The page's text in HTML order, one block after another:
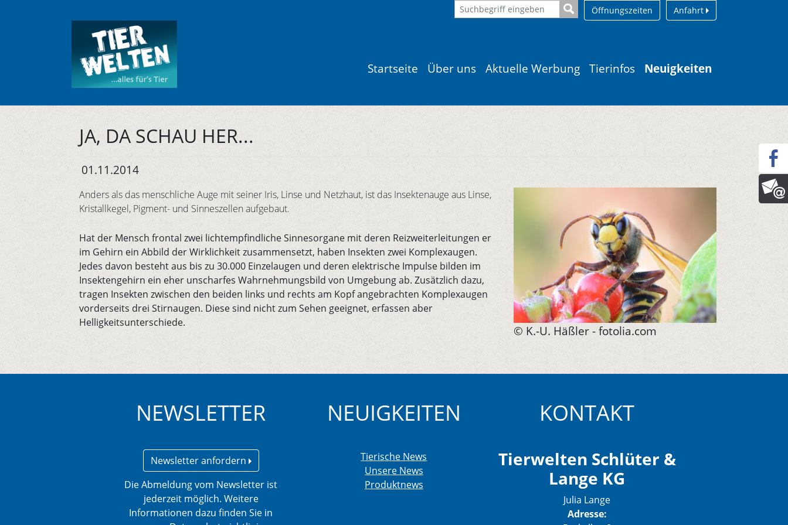
Öffnungszeiten Anfahrt
Startseite Über uns Aktuelle Werbung Tierinfos Neuigkeiten
JA, DA SCHAU HER...
01.11.2014
Anders als das menschliche Auge mit seiner Iris, Linse und Netzhaut, ist das Insektenauge aus Linse,
Kristallkegel, Pigment- und Sinneszellen aufgebaut.
Hat der Mensch frontal zwei lichtempfindliche Sinnesorgane mit deren Reizweiterleitungen er
im Gehirn ein Abbild der Wirklichkeit zusammensetzt, haben Insekten zwei Komplexaugen.
Jedes davon besteht aus bis zu 30.000 Einzelaugen und deren elektrische Impulse bilden im
Insektengehirn ein eher unscharfes Wahrnehmungsbild von Umgebung ab. Zusätzlich dazu,
tragen Insekten zwischen den beiden links und rechts am Kopf angebrachten Komplexaugen
vorderseits drei Stirnaugen. Diese sind nicht zum Sehen geeignet, erfassen aber
Helligkeitsunterschiede.
© K.-U. Häßler - fotolia.com
NEWSLETTER
Newsletter anfordern
Die Abmeldung vom Newsletter ist
jederzeit möglich. Weitere
Informationen dazu finden Sie in
NEUIGKEITEN
Tierische News
Unsere News
Produktnews
KONTAKT
Tierwelten Schlüter &
Lange KG
Julia Lange
Adresse: